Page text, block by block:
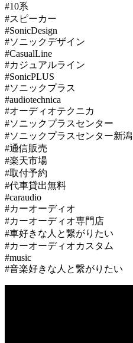
#10系
#スピーカー
#SonicDesign
#ソニックデザイン
#CasualLine
#カジュアルライン
#SonicPLUS
#ソニックプラス
#audiotechnica
#オーディオテクニカ
#ソニックプラスセンター
#ソニックプラスセンター新潟
#通信販売
#楽天市場
#取付予約
#代車貸出無料
#caraudio
#カーオーディオ
#カーオーディオ専門店
#車好きな人と繋がりたい
#カーオーディオカスタム
#music
#音楽好きな人と繋がりたい